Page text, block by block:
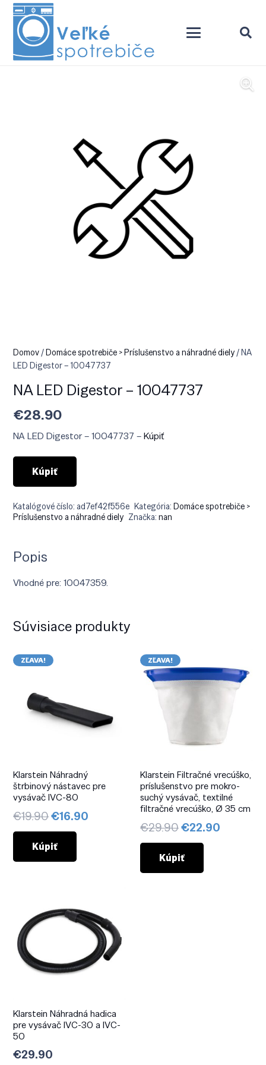
Domov/Domáce spotrebiče > Príslušenstvo a náhradné diely/ NA
LED Digestor – 10047737
NA LED Digestor – 10047737
€28.90
NA LED Digestor – 10047737 –Kúpiť
Kúpiť
Katalógové číslo: ad7ef42f556e Kategória:Domáce spotrebiče >
Príslušenstvo a náhradné diely Značka:nan
Popis
Vhodné pre: 10047359.
Súvisiace produkty
ZĽAVA!
Klarstein Náhradný
štrbinový nástavec pre
vysávač IVC-80
€19.90Pôvodná
cena
bola:
€19.90.
€16.90
Kúpiť
ZĽAVA!
Klarstein Filtračné vrecúško,
príslušenstvo pre mokro-
suchý vysávač, textilné
filtračné vrecúško, Ø 35 cm
€29.90Pôvodná
cena
bola:
€29.90.
€22.90
Kúpiť
Klarstein Náhradná hadica
pre vysávač IVC-30 a IVC-
50
€29.90